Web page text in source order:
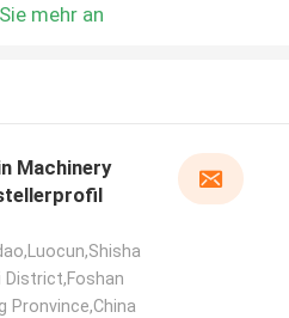
mehr an
Machinery
District,Foshan
Pronvince,China